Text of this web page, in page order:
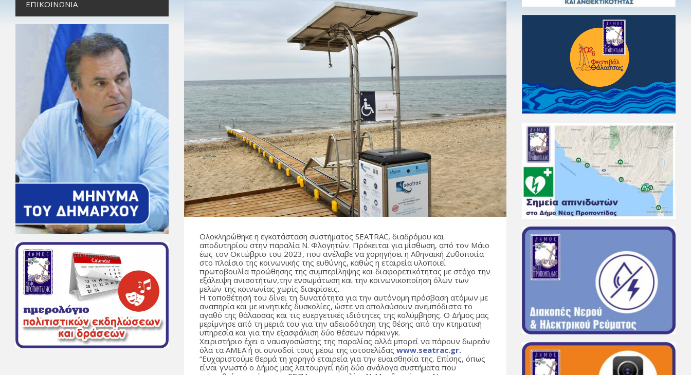
Ολοκληρώθηκε η εγκατάσταση συστήματος SEATRAC, διαδρόμου και
αποδυτηρίου στην παραλία Ν. Φλογητών. Πρόκειται για μίσθωση, από τον Μάιο
έως τον Οκτώβριο του 2023, που ανέλαβε να χορηγήσει η Αθηναϊκή Ζυθοποιία
στο πλαίσιο της κοινωνικής της ευθύνης, καθώς η εταιρεία υλοποιεί
πρωτοβουλία προώθησης της συμπερίληψης και διαφορετικότητας με στόχο την
εξάλειψη ανισοτήτων,την ενσωμάτωση και την κοινωνικοποίηση όλων των
μελών της κοινωνίας χωρίς διακρίσεις.
Η τοποθέτησή του δίνει τη δυνατότητα για την αυτόνομη πρόσβαση ατόμων με
αναπηρία και με κινητικές δυσκολίες, ώστε να απολαύσουν ανεμπόδιστα το
αγαθό της θάλασσας και τις ευεργετικές ιδιότητες της κολύμβησης. Ο Δήμος μας
μερίμνησε από τη μεριά του για την αδειοδότηση της θέσης από την κτηματική
υπηρεσία και για την εξασφάλιση δύο θέσεων πάρκινγκ.
Χειριστήριο έχει ο ναυαγοσώστης της παραλίας αλλά μπορεί να πάρουν δωρεάν
όλα τα ΑΜΕΑ ή οι συνοδοί τους μέσω της ιστοσελίδαςwww.seatrac.gr.
“Ευχαριστούμε θερμά τη χορηγό εταιρεία για την ευαισθησία της. Επίσης, όπως
είναι γνωστό ο Δήμος μας λειτουργεί ήδη δύο ανάλογα συστήματα που
ΕΠΙΚΟΙΝΩΝΊΑ